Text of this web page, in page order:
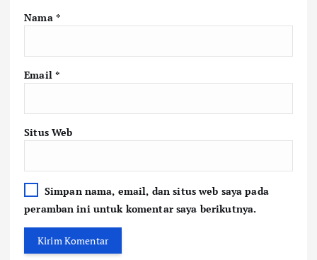
Nama *
Email *
Situs Web
Simpan nama, email, dan situs web saya pada
peramban ini untuk komentar saya berikutnya.